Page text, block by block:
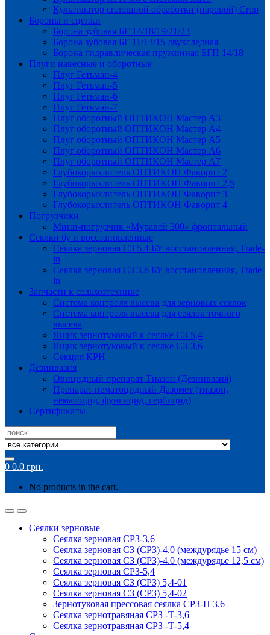
Культиватор сплошной обработки (паровой) Crop
Бороны и сцепки
Борона зубовая БГ 14/18/19/21/23
Борона зубовая БГ 11/13/15 двухследная
Борона гидравлическая пружинная БГП 14/18
Плуги навесные и оборотные
Плуг Гетьман-4
Плуг Гетьман-5
Плуг Гетьман-6
Плуг Гетьман-7
Плуг оборотный ОПТИКОН Мастер А3
Плуг оборотный ОПТИКОН Мастер А4
Плуг оборотный ОПТИКОН Мастер А5
Плуг оборотный ОПТИКОН Мастер А6
Плуг оборотный ОПТИКОН Мастер А7
Глубокорыхлитель ОПТИКОН Фаворит 2
Глубокорыхлитель ОПТИКОН Фаворит 2,5
Глубокорыхлитель ОПТИКОН Фаворит 3
Глубокорыхлитель ОПТИКОН Фаворит 4
Погрузчики
Мини-погрузчик «Муравей 300» фронтальный
Сеялки бу и восстановленные
Сеялка зерновая СЗ 5.4 БУ восстановленная, Trade-
in
Сеялка зерновая СЗ 3.6 БУ восстановленная, Trade-
in
Запчасти к сельхозтехнике
Система контроля высева для зерновых сеялок
Система контроля высева для сеялок точного
высева
Ящик зернотуковый к сеялке СЗ-5,4
Ящик зернотуковый к сеялке СЗ-3,6
Секция КРН
Дезинвазия
Овицидный препарат Тиазон (Дезинвазия)
Препарат нематоцидный Дазомет (тиазон,
нематоцид, фунгицид, гербицид)
Сертификаты
Search
for:
0 0.0 грн.
No products in the cart.
Сеялки зерновые
Сеялка зерновая СРЗ-3,6
Сеялка зерновая СЗ (СРЗ)-4.0 (междурядье 15 см)
Сеялка зерновая СЗ (СРЗ)-4.0 (междурядье 12,5 см)
Сеялка зерновая СРЗ-5,4
Сеялка зерновая СЗ (СРЗ) 5,4-01
Сеялка зерновая СЗ (СРЗ) 5,4-02
Зернотуковая прессовая сеялка СРЗ-П 3.6
Сеялка зернотравяная СРЗ -Т-3,6
Сеялка зернотравяная СРЗ -Т-5,4